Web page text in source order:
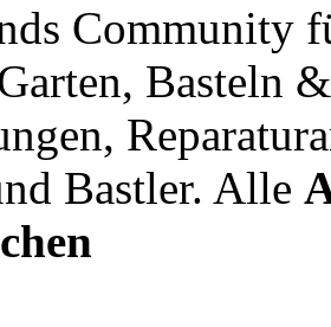
Community
Basteln
Bastler. Alle